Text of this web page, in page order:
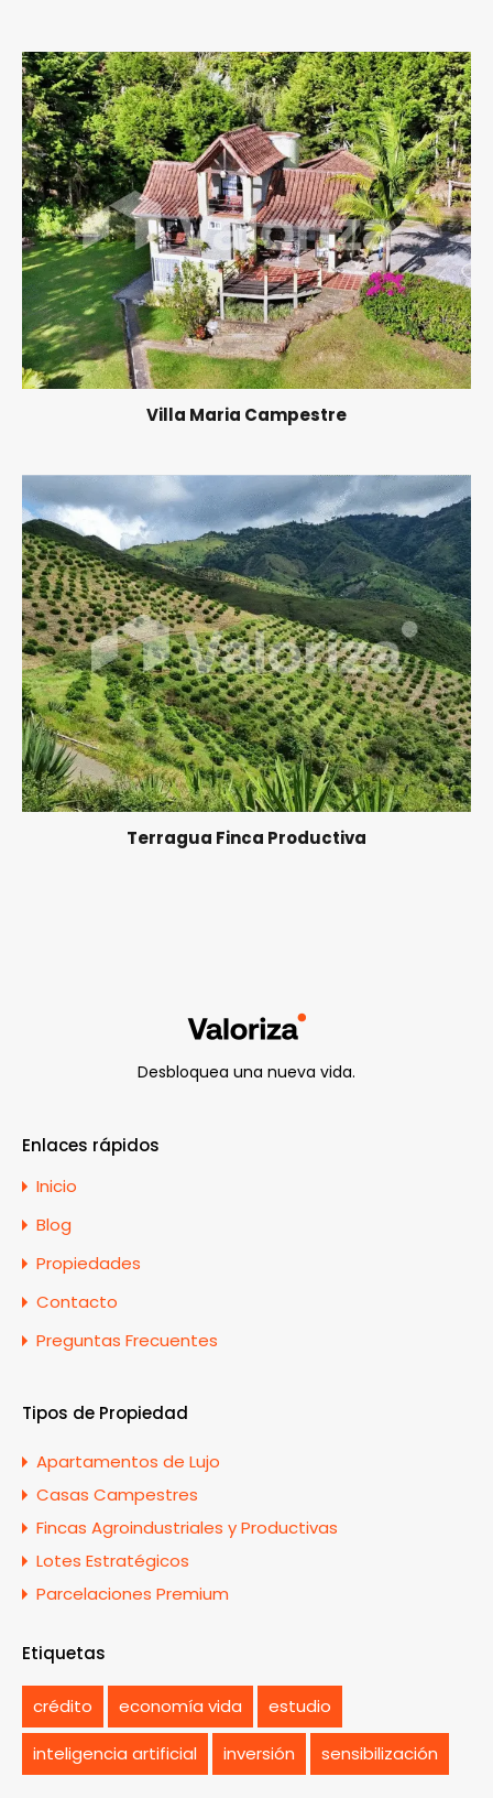
Villa Maria Campestre
Terragua Finca Productiva
Desbloquea una nueva vida.
Enlaces rápidos
Inicio
Blog
Propiedades
Contacto
Preguntas Frecuentes
Tipos de Propiedad
Apartamentos de Lujo
Casas Campestres
Fincas Agroindustriales y Productivas
Lotes Estratégicos
Parcelaciones Premium
Etiquetas
crédito economía vida estudio
inteligencia artificial inversión sensibilización